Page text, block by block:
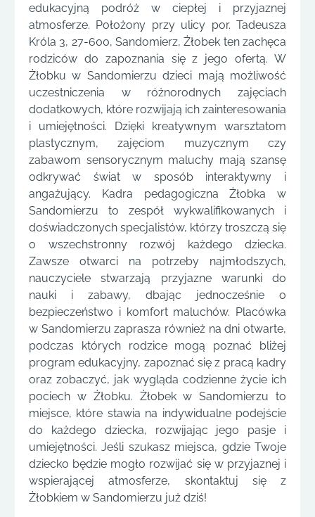
edukacyjną podróż w ciepłej i przyjaznej
atmosferze. Położony przy ulicy por. Tadeusza
Króla 3, 27-600, Sandomierz, Żłobek ten zachęca
rodziców do zapoznania się z jego ofertą. W
Żłobku w Sandomierzu dzieci mają możliwość
uczestniczenia w różnorodnych zajęciach
dodatkowych, które rozwijają ich zainteresowania
i umiejętności. Dzięki kreatywnym warsztatom
plastycznym, zajęciom muzycznym czy
zabawom sensorycznym maluchy mają szansę
odkrywać świat w sposób interaktywny i
angażujący. Kadra pedagogiczna Żłobka w
Sandomierzu to zespół wykwalifikowanych i
doświadczonych specjalistów, którzy troszczą się
o wszechstronny rozwój każdego dziecka.
Zawsze otwarci na potrzeby najmłodszych,
nauczyciele stwarzają przyjazne warunki do
nauki i zabawy, dbając jednocześnie o
bezpieczeństwo i komfort maluchów. Placówka
w Sandomierzu zaprasza również na dni otwarte,
podczas których rodzice mogą poznać bliżej
program edukacyjny, zapoznać się z pracą kadry
oraz zobaczyć, jak wygląda codzienne życie ich
pociech w Żłobku. Żłobek w Sandomierzu to
miejsce, które stawia na indywidualne podejście
do każdego dziecka, rozwijając jego pasje i
umiejętności. Jeśli szukasz miejsca, gdzie Twoje
dziecko będzie mogło rozwijać się w przyjaznej i
wspierającej atmosferze, skontaktuj się z
Żłobkiem w Sandomierzu już dziś!